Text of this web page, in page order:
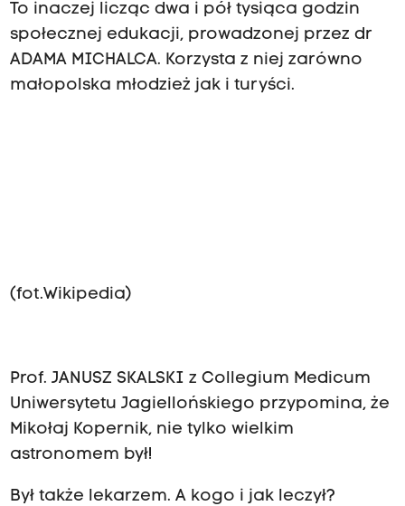
To inaczej licząc dwa i pół tysiąca godzin
społecznej edukacji, prowadzonej przez dr
ADAMA MICHALCA. Korzysta z niej zarówno
małopolska młodzież jak i turyści.
(fot.Wikipedia)
Prof. JANUSZ SKALSKI z Collegium Medicum
Uniwersytetu Jagiellońskiego przypomina, że
Mikołaj Kopernik, nie tylko wielkim
astronomem był!
Był także lekarzem. A kogo i jak leczył?